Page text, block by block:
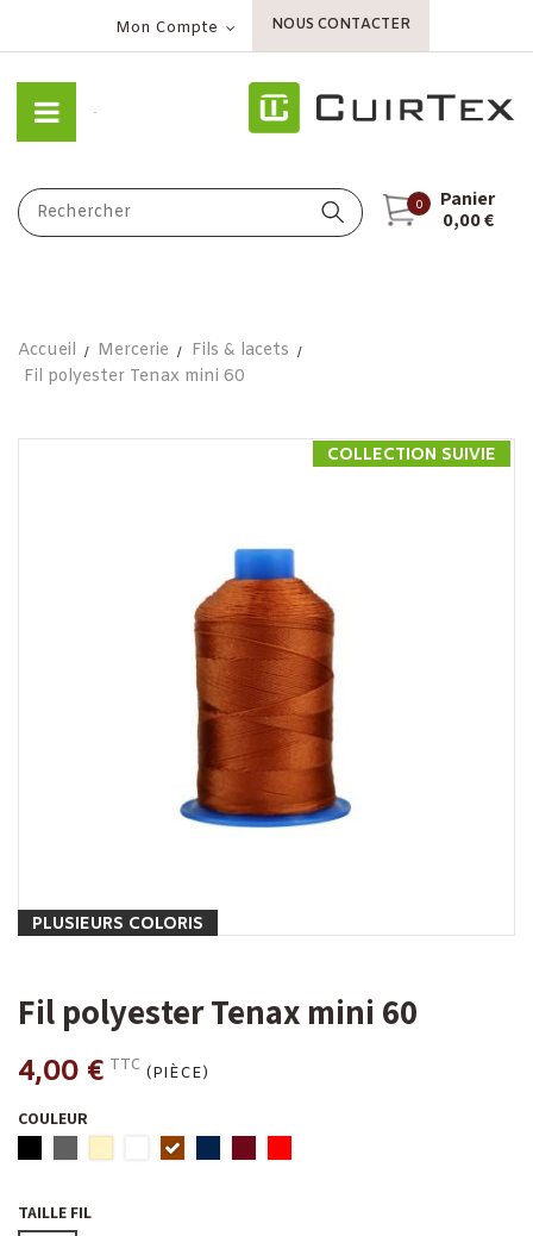
Mon Compte NOUS CONTACTER
0
Panier
0,00 €
Accueil Mercerie
Fils & lacets
Fil polyester Tenax mini 60
PLUSIEURS COLORIS
COLLECTION SUIVIE
Fil polyester Tenax mini 60
4,00 € TTC (PIÈCE)
COULEUR
TAILLE FIL